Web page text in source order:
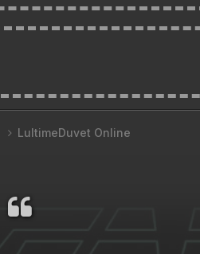
LultimeDuvet Online